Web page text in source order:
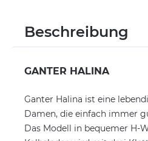
Beschreibung
GANTER HALINA
Ganter Halina ist eine
Damen, die einfach immer
Das Modell in bequemer H-